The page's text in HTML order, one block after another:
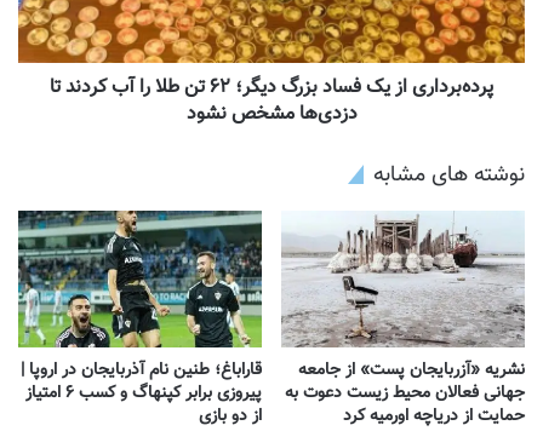
پرده‌برداری از یک فساد بزرگ دیگر؛ ۶۲ تن طلا را آب کردند تا
دزدی‌ها مشخص نشود
نوشته های مشابه
نشریه «آزربایجان پست» از جامعه
جهانی فعالان محیط زیست دعوت به
حمایت از دریاچه اورمیه کرد
قاراباغ؛ طنین نام آذربایجان در اروپا |
پیروزی برابر کپنهاگ و کسب ۶ امتیاز
از دو بازی